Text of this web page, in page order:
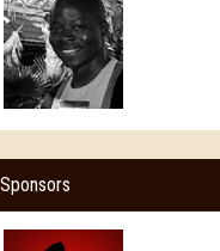
Sponsors